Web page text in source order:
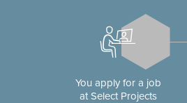
You apply for a job
at Select Projects